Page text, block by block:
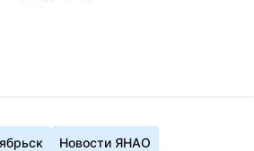
Новости ЯНАО